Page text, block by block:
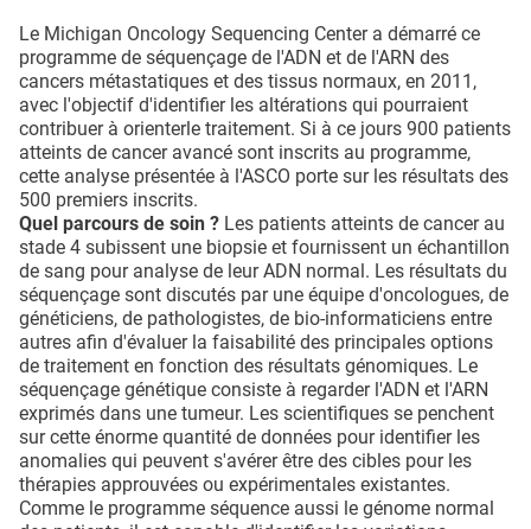
Le Michigan Oncology Sequencing Center a démarré ce
programme de séquençage de l'ADN et de l'ARN des
cancers métastatiques et des tissus normaux, en 2011,
avec l'objectif d'identifier les altérations qui pourraient
contribuer à orienterle traitement. Si à ce jours 900 patients
atteints de cancer avancé sont inscrits au programme,
cette analyse présentée à l'ASCO porte sur les résultats des
500 premiers inscrits.
Quel parcours de soin ? Les patients atteints de cancer au
stade 4 subissent une biopsie et fournissent un échantillon
de sang pour analyse de leur ADN normal. Les résultats du
séquençage sont discutés par une équipe d'oncologues, de
généticiens, de pathologistes, de bio-informaticiens entre
autres afin d'évaluer la faisabilité des principales options
de traitement en fonction des résultats génomiques. Le
séquençage génétique consiste à regarder l'ADN et l'ARN
exprimés dans une tumeur. Les scientifiques se penchent
sur cette énorme quantité de données pour identifier les
anomalies qui peuvent s'avérer être des cibles pour les
thérapies approuvées ou expérimentales existantes.
Comme le programme séquence aussi le génome normal